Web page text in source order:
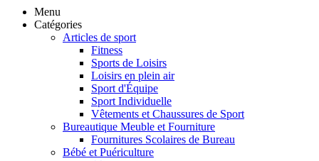
Menu
Catégories
Articles de sport
Fitness
Sports de Loisirs
Loisirs en plein air
Sport d'Équipe
Sport Individuelle
Vêtements et Chaussures de Sport
Bureautique Meuble et Fourniture
Fournitures Scolaires de Bureau
Bébé et Puériculture